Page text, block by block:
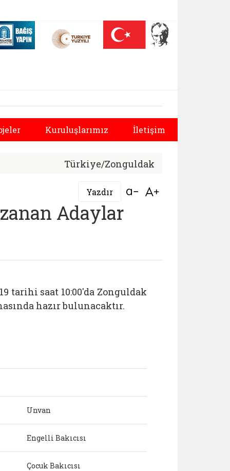
sekmede açılır)
On Yılı (yeni sekmede açılır)
Darülaceze bağış sayfası (yeni sekmede açılır)
Kuruluşlarımız İletişim
|
Sonraki
Türkiye/Zonguldak
Yazdır Bağlantıyı aç
Adaylar
tarihi saat 10:00'da Zonguldak
hazır bulunacaktır.
Unvan
Engelli Bakıcısı
Çocuk Bakıcısı